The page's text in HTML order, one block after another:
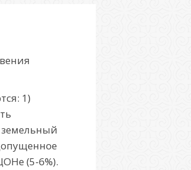
1)
земельный
(5-6%).